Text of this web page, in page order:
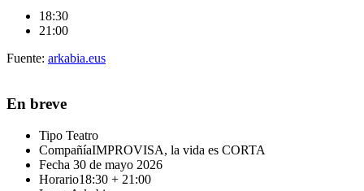
18:30
21:00
Fuente: arkabia.eus
En breve
Tipo Teatro
CompañíaIMPROVISA, la vida es CORTA
Fecha 30 de mayo 2026
Horario18:30 + 21:00